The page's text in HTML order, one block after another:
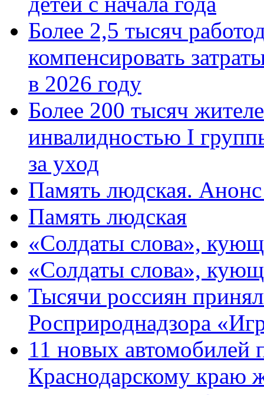
Более 2,5 тысяч
компенсировать
в 2026 году
Более 200 тысяч
инвалидностью I
за уход
Память людская.
Память людская
«Солдаты слова»,
«Солдаты слова»,
Тысячи россиян
Росприроднадзора
11 новых автомобилей
Краснодарскому краю